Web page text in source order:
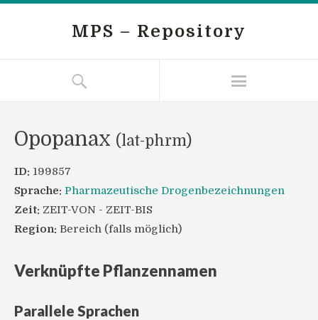
MPS – Repository
Opopanax (lat-phrm)
ID: 199857
Sprache: Pharmazeutische Drogenbezeichnungen
Zeit: ZEIT-VON - ZEIT-BIS
Region: Bereich (falls möglich)
Verknüpfte Pflanzennamen
Parallele Sprachen